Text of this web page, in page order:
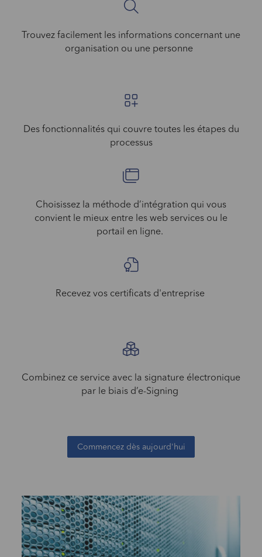
Trouvez facilement les informations concernant une
organisation ou une personne
Des fonctionnalités qui couvre toutes les étapes du
processus
Choisissez la méthode d’intégration qui vous
convient le mieux entre les web services ou le
portail en ligne.
Recevez vos certificats d'entreprise
Combinez ce service avec la signature électronique
par le biais d’e-Signing
Commencez dès aujourd'hui